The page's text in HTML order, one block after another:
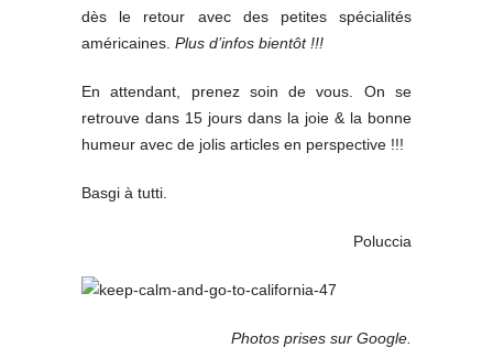
dès le retour avec des petites spécialités
américaines. Plus d’infos bientôt !!!
En attendant, prenez soin de vous. On se
retrouve dans 15 jours dans la joie & la bonne
humeur avec de jolis articles en perspective !!!
Basgi à tutti.
Poluccia
Photos prises sur Google.